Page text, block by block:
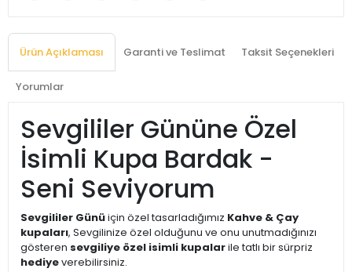
Ürün Açıklaması Garanti ve Teslimat Taksit Seçenekleri
Yorumlar
Sevgililer Gününe Özel
İsimli Kupa Bardak -
Seni Seviyorum
Sevgililer Günüiçin özel tasarladığımız Kahve & Çay
kupaları, Sevgilinize özel olduğunu ve onu unutmadığınızı
gösteren sevgiliye özel isimli kupalarile tatlı bir sürpriz
hediyeverebilirsiniz.